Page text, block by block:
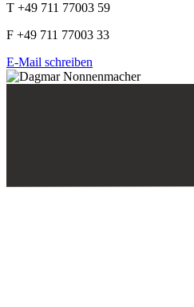
T +49 711 77003 59
F +49 711 77003 33
E-Mail schreiben